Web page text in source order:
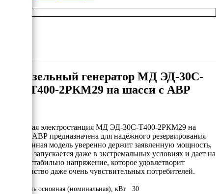
Дизельный генератор МД ЭД-30С-
Т400-2РКМ29 на шасси с АВР
Дизельная электростанция МД ЭД-30С-Т400-2РКМ29 на
шасси с АВР предназначена для надёжного резервирования
сети. Данная модель уверенно держит заявленную мощность,
отлично запускается даже в экстремальных условиях и дает на
выходе стабильно напряжение, которое удовлетворит
большинство даже очень чувствительных потребителей.
Мощность основная (номинальная), кВт
30